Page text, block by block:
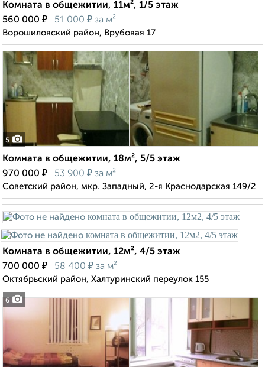
Комната в общежитии, 11м², 1/5 этаж
560 000 ₽ 51 000 ₽ за м²
Ворошиловский район, Врубовая 17
5
Комната в общежитии, 18м², 5/5 этаж
970 000 ₽ 53 900 ₽ за м²
Советский район, мкр. Западный, 2-я Краснодарская 149/2
6
Комната в общежитии, 12м², 4/5 этаж
700 000 ₽ 58 400 ₽ за м²
Октябрьский район, Халтуринский переулок 155